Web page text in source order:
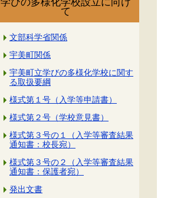
て
文部科学省関係
宇美町関係
宇美町立学びの多様化学校に関す
る取扱要綱
様式第１号（入学等申請書）
様式第２号（学校意見書）
様式第３号の１（入学等審査結果
通知書：校長宛）
様式第３号の２（入学等審査結果
通知書：保護者宛）
発出文書